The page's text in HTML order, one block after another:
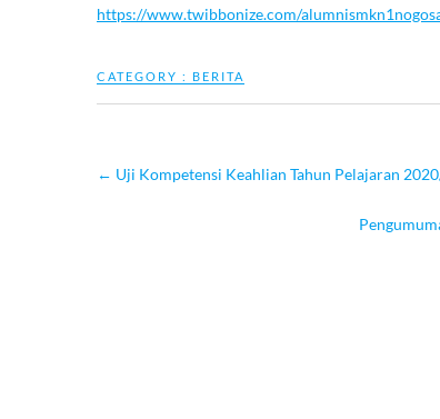
https://www.twibbonize.com/
CATEGORY : BERITA
← Uji Kompetensi Keahlian Tahun Pelajaran